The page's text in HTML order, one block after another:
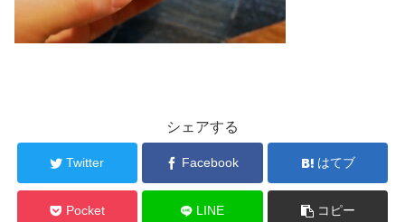
シェアする
Twitter Facebook はてブ
Pocket LINE コピー